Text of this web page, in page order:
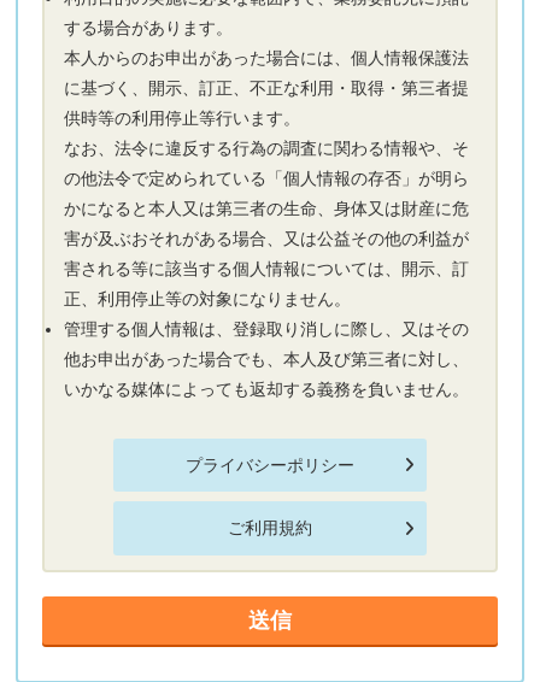
する場合があります。
本人からのお申出があった場合には、個人情報保護法
に基づく、開示、訂正、不正な利用・取得・第三者提
供時等の利用停止等行います。
なお、法令に違反する行為の調査に関わる情報や、そ
の他法令で定められている「個人情報の存否」が明ら
かになると本人又は第三者の生命、身体又は財産に危
害が及ぶおそれがある場合、又は公益その他の利益が
害される等に該当する個人情報については、開示、訂
正、利用停止等の対象になりません。
管理する個人情報は、登録取り消しに際し、又はその
他お申出があった場合でも、本人及び第三者に対し、
いかなる媒体によっても返却する義務を負いません。
プライバシーポリシー
ご利用規約